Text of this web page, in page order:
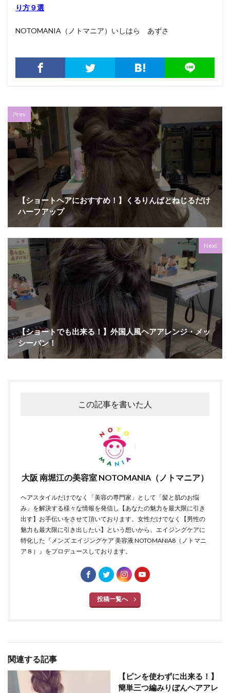
り方９選
NOTOMANIA（ノトマニア）いしはら あずさ
Prev
【ショートヘアにおすすめ！】くるりんぱとねじるだけ
ハーフアップ
Next
【ショートでも出来る！】外国人風ヘアアレンジ・メッ
シーバン！
この記事を書いた人
大阪 南堀江の美容室 NOTOMANIA（ノトマニア）
ヘアスタイルだけでなく「美容の専門家」として「髪と肌のお悩
み」を解決する様々な情報を発信し【あなたの魅力を最大限に引き
出す】お手伝いをさせて頂いております。女性だけでなく【男性の
魅力も最大限に引き出したい】という想いから、エイジングケアに
特化した『メンズ エイジングケア 美容液 NOTOMANIA8（ノトマニ
ア８）』をプロデュースしております。
投稿一覧へ
関連する記事
【ピンを使わずに出来る！】
簡単三つ編みりぼんヘアアレ